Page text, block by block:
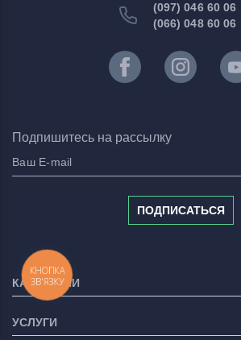
(097) 046 60 06
(066) 048 60 06
Подпишитесь на рассылку
ПОДПИСАТЬСЯ
КАТЕГОРИИ
УСЛУГИ
КНОПКА
ЗВ'ЯЗКУ